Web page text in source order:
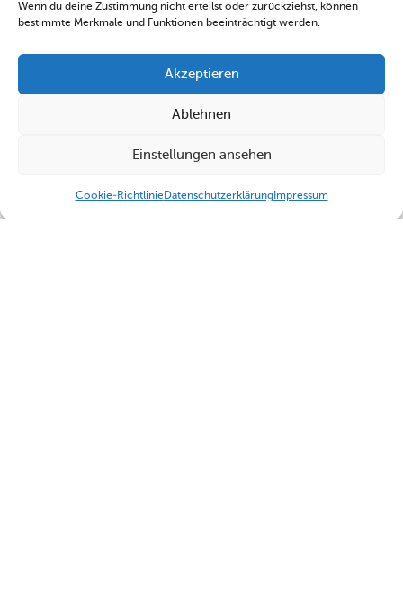
Wenn du deine Zustimmung nicht erteilst oder zurückziehst, können
bestimmte Merkmale und Funktionen beeinträchtigt werden.
Akzeptieren
Ablehnen
Einstellungen ansehen
Cookie-RichtlinieDatenschutzerklärungImpressum